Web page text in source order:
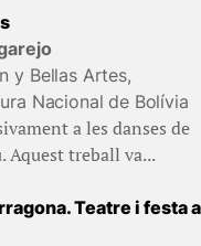
y Bellas Artes,
Nacional de Bolívia
a les danses de
Aquest treball va...
Teatre i festa a